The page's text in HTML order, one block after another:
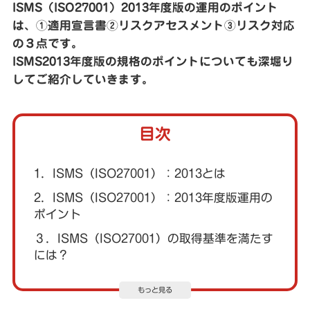
ISMS（ISO27001）2013年度版の運用のポイント
は、①適用宣言書②リスクアセスメント③リスク対応
の３点です。
ISMS2013年度版の規格のポイントについても深堀り
してご紹介していきます。
目次
もっと見る
1．ISMS（ISO27001）：2013とは
2．ISMS（ISO27001）：2013年度版運用の
ポイント
３．ISMS（ISO27001）の取得基準を満たす
には？